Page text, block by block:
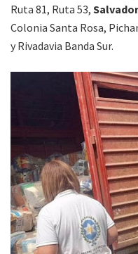
Ruta 81, Ruta 53,
Colonia Santa Rosa,
y Rivadavia Banda Sur.